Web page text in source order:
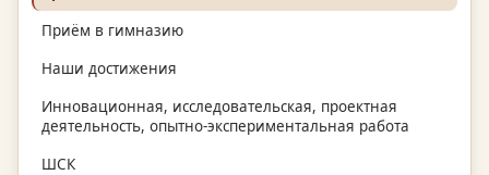
Приём в гимназию
Наши достижения
Инновационная, исследовательская, проектная
деятельность, опытно-экспериментальная работа
ШСК